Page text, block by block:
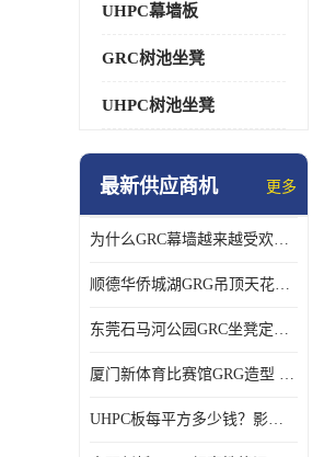
UHPC幕墙板
GRC树池坐凳
UHPC树池坐凳
最新供应商机 更多
为什么GRC幕墙越来越受欢迎？一起来了解GRC幕墙
顺德华侨城湖GRG吊顶天花GRG材料定制厂家饰纪上品
东莞石马河公园GRC坐凳定制选择广东饰纪上品GRC构件厂家
厦门新体育比赛馆GRG造型 GRG材料 广东GRG厂家
UHPC板每平方多少钱？影响价格的关键因素解析